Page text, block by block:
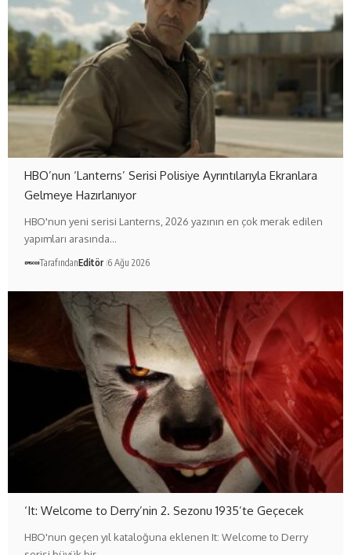
HBO’nun ‘Lanterns’ Serisi Polisiye Ayrıntılarıyla Ekranlara
Gelmeye Hazırlanıyor
HBO'nun yeni serisi Lanterns, 2026 yazının en çok merak edilen
yapımları arasında…
TarafındanEditör 6 Ağu 2026
‘It: Welcome to Derry’nin 2. Sezonu 1935’te Geçecek
HBO'nun geçen yıl kataloğuna eklenen It: Welcome to Derry